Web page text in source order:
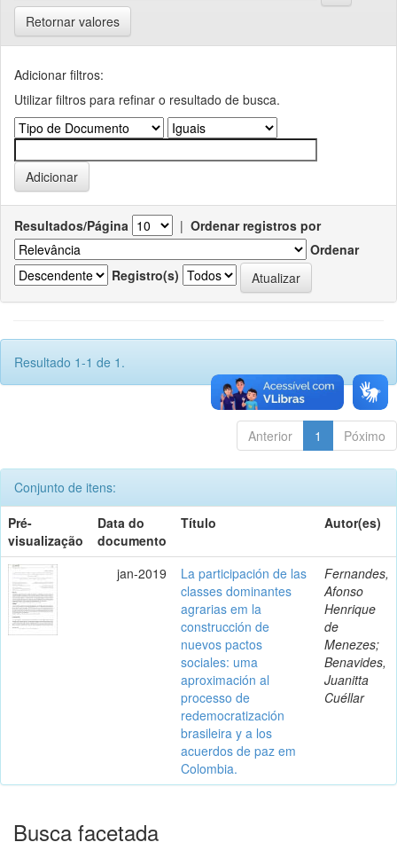
Retornar valores
Adicionar filtros:
Utilizar filtros para refinar o resultado de busca.
Resultados/Página | Ordenar registros por
Ordenar
Registro(s)
Resultado 1-1 de 1.
Anterior 1 Póximo
Conjunto de itens:
Pré-
visualização
Data do
documento
Título Autor(es)
jan-2019
La participación de las
classes dominantes
agrarias em la
construcción de
nuevos pactos
sociales: uma
aproximación al
processo de
redemocratización
brasileira y a los
acuerdos de paz em
Colombia.
Fernandes,
Afonso
Henrique
de
Menezes;
Benavides,
Juanitta
Cuéllar
Busca facetada